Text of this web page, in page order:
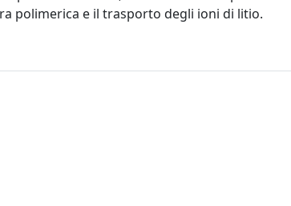
polimerica e il trasporto degli ioni di litio.